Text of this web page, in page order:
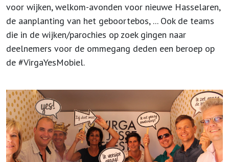
voor wijken, welkom-avonden voor nieuwe Hasselaren,
de aanplanting van het geboortebos, ... Ook de teams
die in de wijken/parochies op zoek gingen naar
deelnemers voor de ommegang deden een beroep op
de #VirgaYesMobiel.